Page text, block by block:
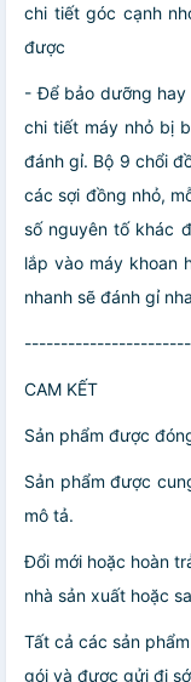
chi tiết góc cạnh
được
- Để bảo dưỡng
chi tiết máy nhỏ bị
đánh gỉ. Bộ 9 chổi
các sợi đồng nhỏ,
số nguyên tố khác
lắp vào máy khoan
nhanh sẽ đánh gỉ
CAM KẾT
Sản phẩm được
Sản phẩm được
mô tả.
Đổi mới hoặc hoàn
nhà sản xuất hoặc
Tất cả các sản
gói và được gửi đi